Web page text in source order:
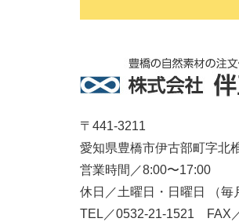
〒441-3211
愛知県豊橋市伊古部町字北
営業時間／8:00〜17:00
休日／土曜日・日曜日 （毎
TEL／0532-21-1521 FAX